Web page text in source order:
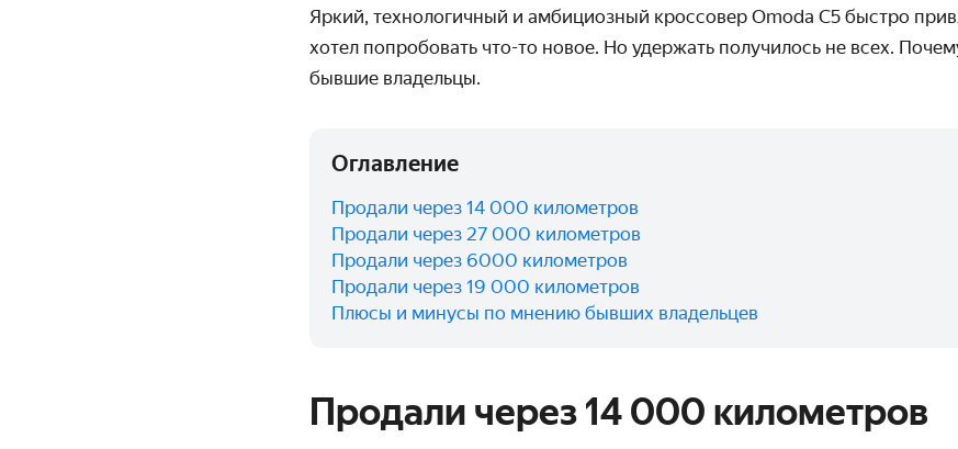
Яркий, технологичный и амбициозный кроссовер Omoda C5 быстро
хотел попробовать что-то новое. Но удержать получилось не всех.
бывшие владельцы.
Оглавление
Продали через 14 000 километров
Продали через 27 000 километров
Продали через 6000 километров
Продали через 19 000 километров
Плюсы и минусы по мнению бывших владельцев
Продали через 14 000 километров